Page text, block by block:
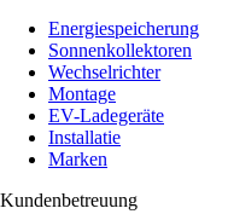
Energiespeicherung
Sonnenkollektoren
Wechselrichter
Montage
EV-Ladegeräte
Installatie
Marken
Kundenbetreuung